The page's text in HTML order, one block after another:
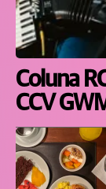
Coluna
CCV